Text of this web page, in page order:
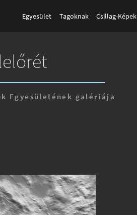
Egyesület Tagoknak Csillag-Képek
Egyesületének galériája